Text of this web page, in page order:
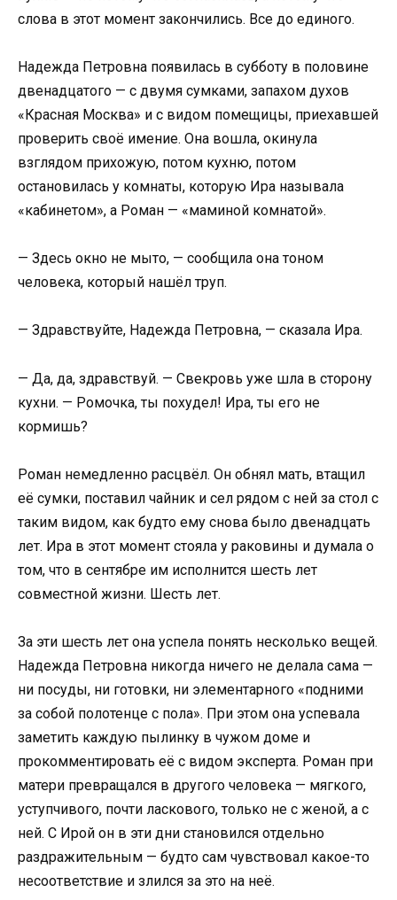
слова в этот момент закончились. Все до единого.
Надежда Петровна появилась в субботу в половине
двенадцатого — с двумя сумками, запахом духов
«Красная Москва» и с видом помещицы, приехавшей
проверить своё имение. Она вошла, окинула
взглядом прихожую, потом кухню, потом
остановилась у комнаты, которую Ира называла
«кабинетом», а Роман — «маминой комнатой».
— Здесь окно не мыто, — сообщила она тоном
человека, который нашёл труп.
— Здравствуйте, Надежда Петровна, — сказала Ира.
— Да, да, здравствуй. — Свекровь уже шла в сторону
кухни. — Ромочка, ты похудел! Ира, ты его не
кормишь?
Роман немедленно расцвёл. Он обнял мать, втащил
её сумки, поставил чайник и сел рядом с ней за стол с
таким видом, как будто ему снова было двенадцать
лет. Ира в этот момент стояла у раковины и думала о
том, что в сентябре им исполнится шесть лет
совместной жизни. Шесть лет.
За эти шесть лет она успела понять несколько вещей.
Надежда Петровна никогда ничего не делала сама —
ни посуды, ни готовки, ни элементарного «подними
за собой полотенце с пола». При этом она успевала
заметить каждую пылинку в чужом доме и
прокомментировать её с видом эксперта. Роман при
матери превращался в другого человека — мягкого,
уступчивого, почти ласкового, только не с женой, а с
ней. С Ирой он в эти дни становился отдельно
раздражительным — будто сам чувствовал какое-то
несоответствие и злился за это на неё.